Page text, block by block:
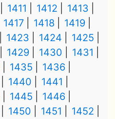
1411 1412
1413
1417 1418
1419
1423 1424
1425
1429 1430
1431
1435
1436
1440
1441
1445
1446
1450 1451
1452